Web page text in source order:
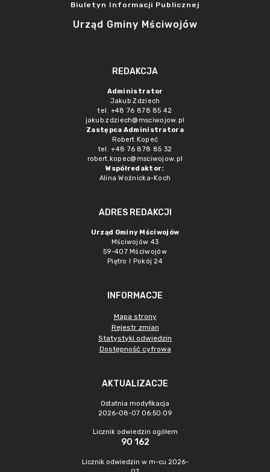
Biuletyn Informacji Publicznej
Urząd Gminy Mściwojów
REDAKCJA
Administrator
Jakub Zdziech
tel. +48 76 878 85 42
jakub.zdziech@msciwojow.pl
Zastępca Administratora
Robert Kopeć
tel. +48 76 878 85 32
robert.kopec@msciwojow.pl
Współredaktor:
Alina Woźnicka-Koch
ADRES REDAKCJI
Urząd Gminy Mściwojów
Mściwojów 43
59-407 Mściwojów
Piętro I Pokój 24
INFORMACJE
Mapa strony
Rejestr zmian
Statystyki odwiedzin
Dostępność cyfrowa
AKTUALIZACJE
Ostatnia modyfikacja
2026-08-07 06:50:09
Licznik odwiedzin ogółem
90 162
Licznik odwiedzin w m-cu 2026-